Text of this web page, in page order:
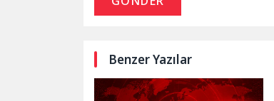
Benzer Yazılar